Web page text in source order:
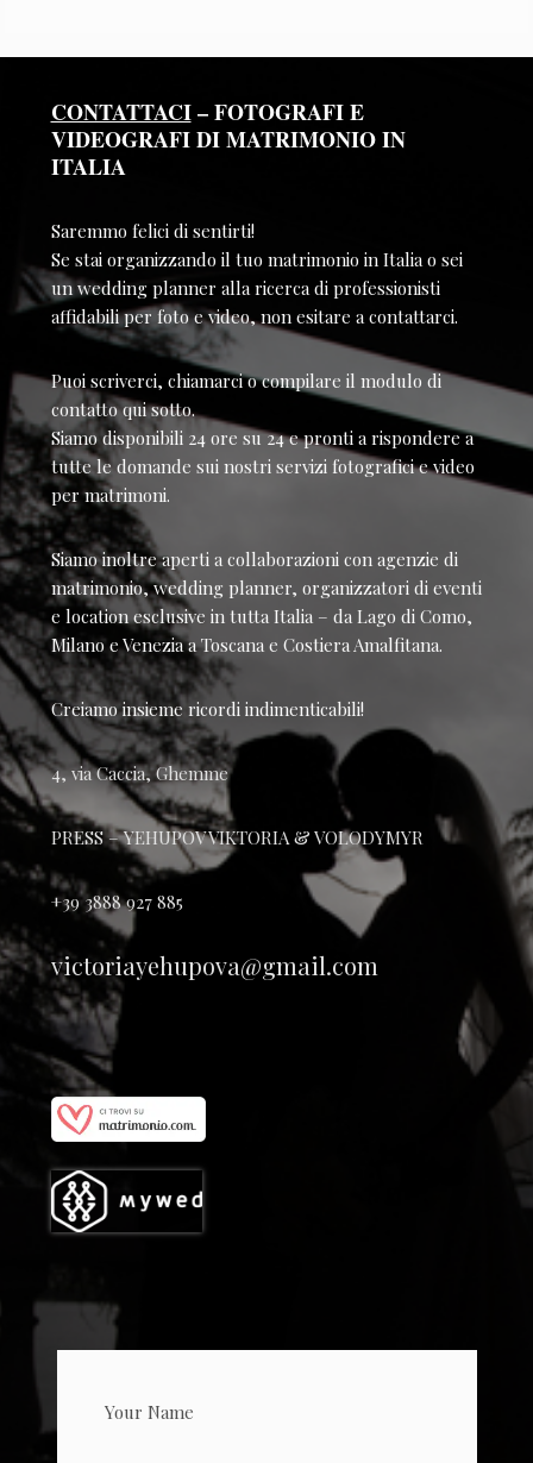
CONTATTACI– FOTOGRAFI E
VIDEOGRAFI DI MATRIMONIO IN
ITALIA
Saremmo felici di sentirti!
Se stai organizzando il tuo matrimonio in Italia o sei
un wedding planner alla ricerca di professionisti
affidabili per foto e video, non esitare a contattarci.
Puoi scriverci, chiamarci o compilare il modulo di
contatto qui sotto.
Siamo disponibili 24 ore su 24 e pronti a rispondere a
tutte le domande sui nostri servizi fotografici e video
per matrimoni.
Siamo inoltre aperti a collaborazioni con agenzie di
matrimonio, wedding planner, organizzatori di eventi
e location esclusive in tutta Italia – da Lago di Como,
Milano e Venezia a Toscana e Costiera Amalfitana.
Creiamo insieme ricordi indimenticabili!
4, via Caccia, Ghemme
PRESS – YEHUPOV VIKTORIA & VOLODYMYR
+39 3888 927 885
victoriayehupova@gmail.com
Your Name